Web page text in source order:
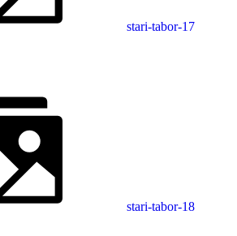
stari-tabor-17
stari-tabor-18